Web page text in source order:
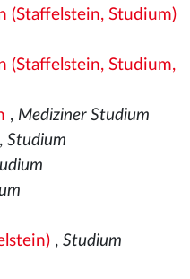
(Staffelstein, Studium)
(Staffelstein, Studium,
, Mediziner Studium
, Studium
, Studium